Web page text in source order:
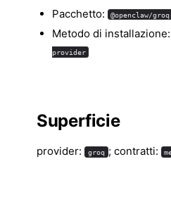
Pacchetto: @openclaw/
Metodo di
provider
Superficie
provider: groq ; contratti: